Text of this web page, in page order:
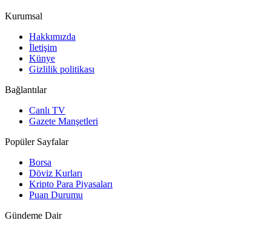
Kurumsal
Hakkımızda
İletişim
Künye
Gizlilik politikası
Bağlantılar
Canlı TV
Gazete Manşetleri
Popüler Sayfalar
Borsa
Döviz Kurları
Kripto Para Piyasaları
Puan Durumu
Gündeme Dair